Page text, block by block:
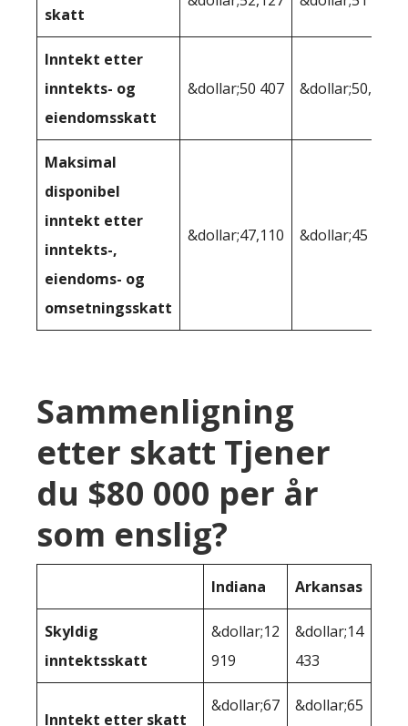
skatt
Inntekt etter
inntekts- og
eiendomsskatt
&dollar;50 407 &dollar;50,011
Maksimal
disponibel
inntekt etter
inntekts-,
eiendoms- og
omsetningsskatt
&dollar;47,110 &dollar;45 684
Sammenligning
etter skatt Tjener
du $80 000 per år
som enslig?
Indiana Arkansas
Skyldig
inntektsskatt
&dollar;12
919
&dollar;14
433
Inntekt etter skatt
&dollar;67
&dollar;65